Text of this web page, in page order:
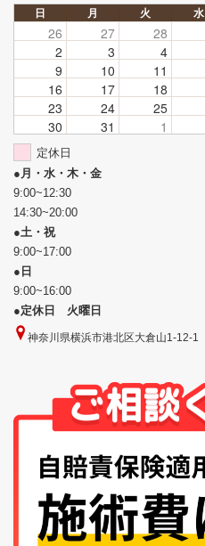
日 月 火 水
26 27 28
2
3 4
9
10 11
16
17 18
23
24 25
30
31 1
定休日
● 月・水・木・金
9:00~12:30
14:30~20:00
●土・祝
9:00~17:00
● 日
9:00~16:00
●定休日 火曜日
神奈川県横浜市港北区大倉山1-12-1